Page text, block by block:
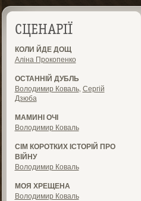
СЦЕНАРІЇ
КОЛИ ЙДЕ ДОЩ
Аліна Прокопенко
ОСТАННІЙ ДУБЛЬ
Володимир Коваль, Сергій
Дзюба
МАМИНІ ОЧІ
Володимир Коваль
СІМ КОРОТКИХ ІСТОРІЙ ПРО
ВІЙНУ
Володимир Коваль
МОЯ ХРЕЩЕНА
Володимир Коваль